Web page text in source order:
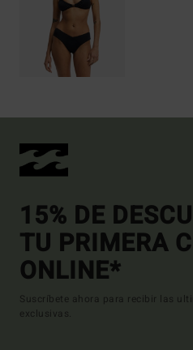
15% DE
TU PRIMERA
ONLINE*
Suscríbete ahora para recibir las
exclusivas.